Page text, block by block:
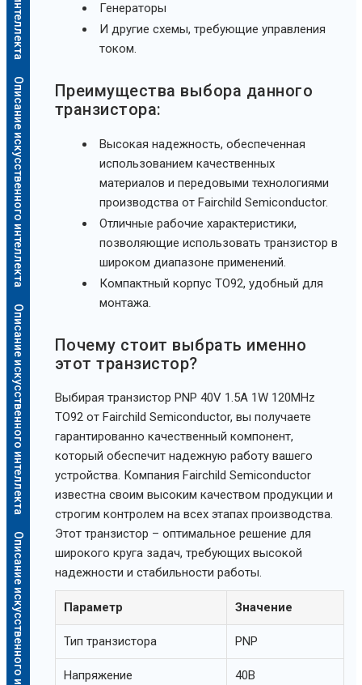
Описание искусственного интеллекта
Описание искусственного интеллекта
Описание искусственного интеллекта
Генераторы
И другие схемы, требующие управления
током.
Преимущества выбора данного
транзистора:
Высокая надежность, обеспеченная
использованием качественных
материалов и передовыми технологиями
производства от Fairchild Semiconductor.
Отличные рабочие характеристики,
позволяющие использовать транзистор в
широком диапазоне применений.
Компактный корпус TO92, удобный для
монтажа.
Почему стоит выбрать именно
этот транзистор?
Выбирая транзистор PNP 40V 1.5A 1W 120MHz
TO92 от Fairchild Semiconductor, вы получаете
гарантированно качественный компонент,
который обеспечит надежную работу вашего
устройства. Компания Fairchild Semiconductor
известна своим высоким качеством продукции и
строгим контролем на всех этапах производства.
Этот транзистор – оптимальное решение для
широкого круга задач, требующих высокой
надежности и стабильности работы.
Параметр Значение
Тип транзистора PNP
Напряжение 40В